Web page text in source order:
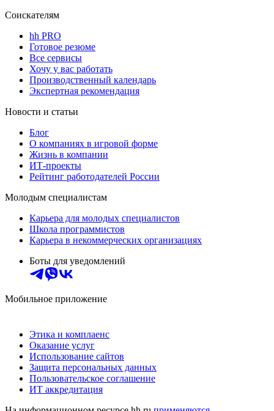
Соискателям
hh PRO
Готовое резюме
Все сервисы
Хочу у вас работать
Производственный календарь
Экспертная рекомендация
Новости и статьи
Блог
О компаниях в игровой форме
Жизнь в компании
ИТ-проекты
Рейтинг работодателей России
Молодым специалистам
Карьера для молодых специалистов
Школа программистов
Карьера в некоммерческих организациях
Боты для уведомлений
Мобильное приложение
Этика и комплаенс
Оказание услуг
Использование сайтов
Защита персональных данных
Пользовательское соглашение
ИТ аккредитация